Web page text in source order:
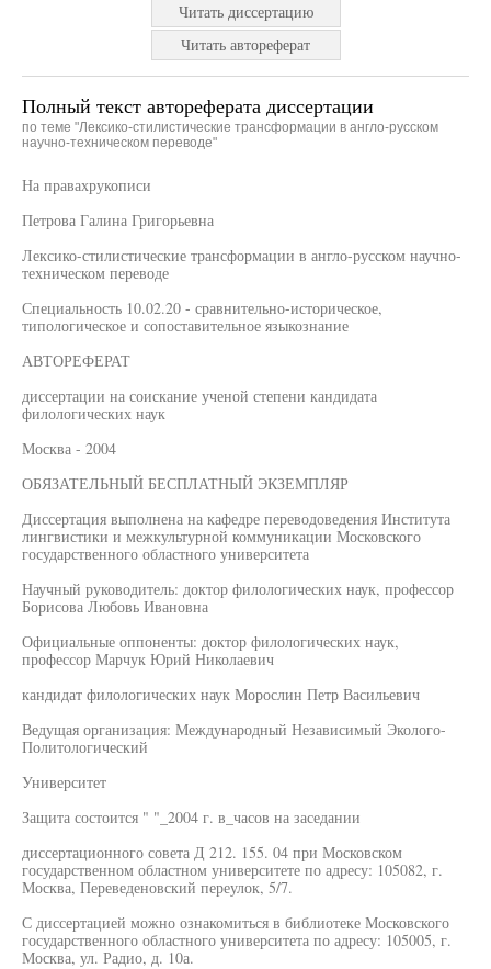
Читать диссертацию
Читать автореферат
Полный текст автореферата диссертации
по теме "Лексико-стилистические трансформации в англо-русском
научно-техническом переводе"
На правахрукописи
Петрова Галина Григорьевна
Лексико-стилистические трансформации в англо-русском научно-
техническом переводе
Специальность 10.02.20 - сравнительно-историческое,
типологическое и сопоставительное языкознание
АВТОРЕФЕРАТ
диссертации на соискание ученой степени кандидата
филологических наук
Москва - 2004
ОБЯЗАТЕЛЬНЫЙ БЕСПЛАТНЫЙ ЭКЗЕМПЛЯР
Диссертация выполнена на кафедре переводоведения Института
лингвистики и межкультурной коммуникации Московского
государственного областного университета
Научный руководитель: доктор филологических наук, профессор
Борисова Любовь Ивановна
Официальные оппоненты: доктор филологических наук,
профессор Марчук Юрий Николаевич
кандидат филологических наук Морослин Петр Васильевич
Ведущая организация: Международный Независимый Эколого-
Политологический
Университет
Защита состоится " "_2004 г. в_часов на заседании
диссертационного совета Д 212. 155. 04 при Московском
государственном областном университете по адресу: 105082, г.
Москва, Переведеновский переулок, 5/7.
С диссертацией можно ознакомиться в библиотеке Московского
государственного областного университета по адресу: 105005, г.
Москва, ул. Радио, д. 10а.